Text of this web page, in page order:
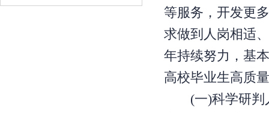
总
等服务，开发更
求做到人岗相适
年持续努力，基
高校毕业生高质
(一)科学研判人